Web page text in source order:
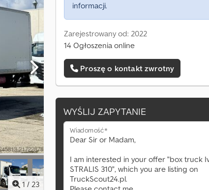
1 / 23
informacji.
Zarejestrowany od: 2022
14 Ogłoszenia online
Proszę o kontakt zwrotny
WYŚLIJ ZAPYTANIE
Wiadomość*